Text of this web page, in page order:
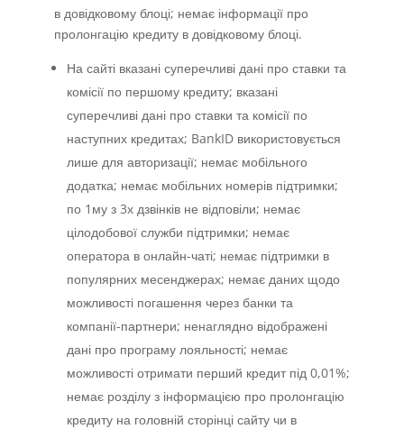
в довідковому блоці; немає інформації про
пролонгацію кредиту в довідковому блоці.
На сайті вказані суперечливі дані про ставки та
комісії по першому кредиту; вказані
суперечливі дані про ставки та комісії по
наступних кредитах; BankID використовується
лише для авторизації; немає мобільного
додатка; немає мобільних номерів підтримки;
по 1му з 3х дзвінків не відповіли; немає
цілодобової служби підтримки; немає
оператора в онлайн-чаті; немає підтримки в
популярних месенджерах; немає даних щодо
можливості погашення через банки та
компанії-партнери; ненаглядно відображені
дані про програму лояльності; немає
можливості отримати перший кредит під 0,01%;
немає розділу з інформацією про пролонгацію
кредиту на головній сторінці сайту чи в